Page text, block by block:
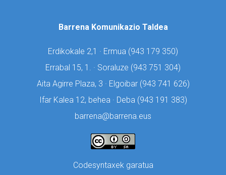
Barrena Komunikazio Taldea
Erdikokale 2,1 · Ermua (943 179 350)
Errabal 15, 1. · Soraluze (943 751 304)
Aita Agirre Plaza, 3 · Elgoibar (943 741 626)
Ifar Kalea 12, behea · Deba (943 191 383)
barrena@barrena.eus
Codesyntaxek garatua